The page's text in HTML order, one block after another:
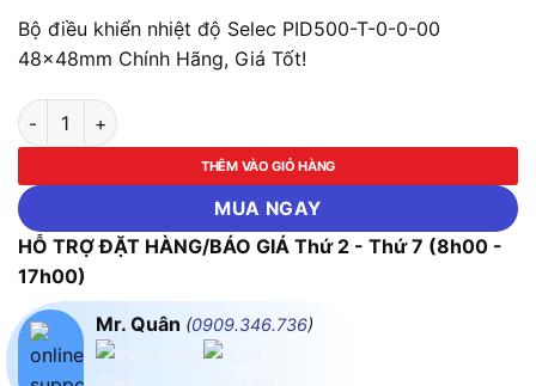
Bộ điều khiển nhiệt độ Selec PID500-T-0-0-00
48x48mm Chính Hãng, Giá Tốt!
Bộ điều khiển nhiệt độ Selec PID500-T-0-0-00 48x48mm số
THÊM VÀO GIỎ HÀNG
MUA NGAY
HỖ TRỢ ĐẶT HÀNG/BÁO GIÁ Thứ 2 - Thứ 7 (8h00 -
17h00)
Mr. Quân (0909.346.736)